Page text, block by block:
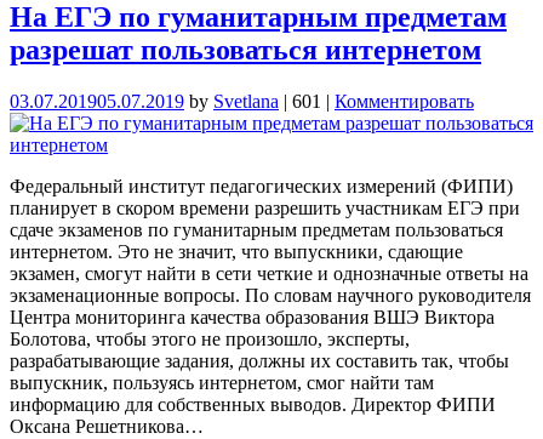
На ЕГЭ по гуманитарным предметам
разрешат пользоваться интернетом
03.07.201905.07.2019 by Svetlana | 601 | Комментировать
Федеральный институт педагогических измерений (ФИПИ)
планирует в скором времени разрешить участникам ЕГЭ при
сдаче экзаменов по гуманитарным предметам пользоваться
интернетом. Это не значит, что выпускники, сдающие
экзамен, смогут найти в сети четкие и однозначные ответы на
экзаменационные вопросы. По словам научного руководителя
Центра мониторинга качества образования ВШЭ Виктора
Болотова, чтобы этого не произошло, эксперты,
разрабатывающие задания, должны их составить так, чтобы
выпускник, пользуясь интернетом, смог найти там
информацию для собственных выводов. Директор ФИПИ
Оксана Решетникова…